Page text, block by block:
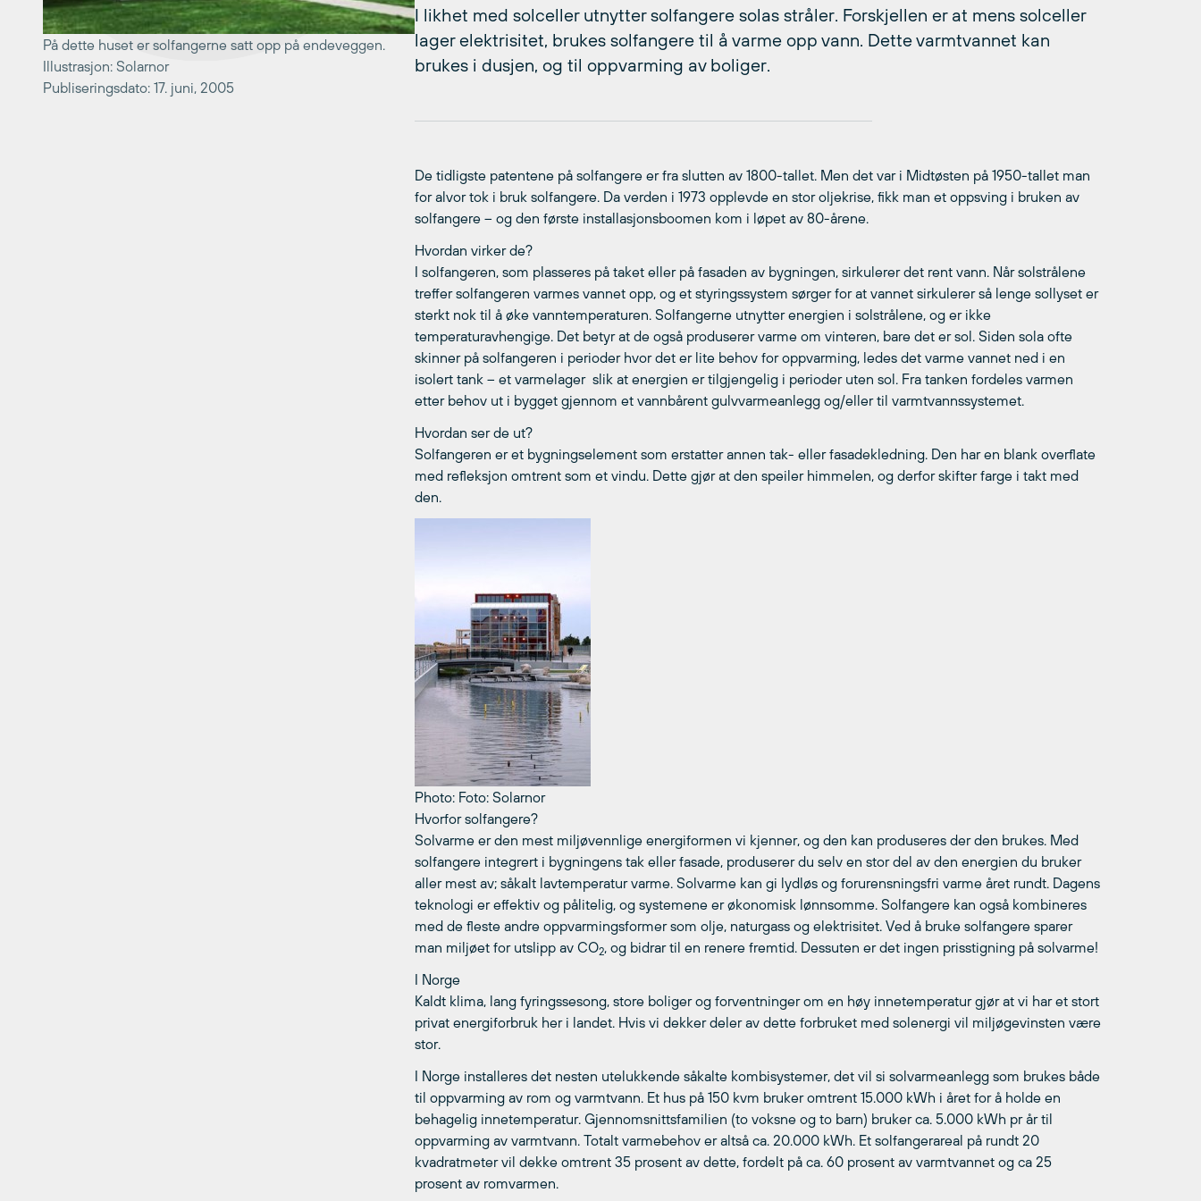
På dette huset er solfangerne satt opp på endeveggen.
Illustrasjon: Solarnor
Publiseringsdato: 17. juni, 2005
I likhet med solceller utnytter solfangere solas stråler. Forskjellen er at mens solceller
lager elektrisitet, brukes solfangere til å varme opp vann. Dette varmtvannet kan
brukes i dusjen, og til oppvarming av boliger.
De tidligste patentene på solfangere er fra slutten av 1800-tallet. Men det var i Midtøsten på 1950-tallet man
for alvor tok i bruk solfangere. Da verden i 1973 opplevde en stor oljekrise, fikk man et oppsving i bruken av
solfangere – og den første installasjonsboomen kom i løpet av 80-årene.
Hvordan virker de?
I solfangeren, som plasseres på taket eller på fasaden av bygningen, sirkulerer det rent vann. Når solstrålene
treffer solfangeren varmes vannet opp, og et styringssystem sørger for at vannet sirkulerer så lenge sollyset er
sterkt nok til å øke vanntemperaturen. Solfangerne utnytter energien i solstrålene, og er ikke
temperaturavhengige. Det betyr at de også produserer varme om vinteren, bare det er sol. Siden sola ofte
skinner på solfangeren i perioder hvor det er lite behov for oppvarming, ledes det varme vannet ned i en
isolert tank – et varmelager  slik at energien er tilgjengelig i perioder uten sol. Fra tanken fordeles varmen
etter behov ut i bygget gjennom et vannbårent gulvvarmeanlegg og/eller til varmtvannssystemet.
Hvordan ser de ut?
Solfangeren er et bygningselement som erstatter annen tak- eller fasadekledning. Den har en blank overflate
med refleksjon omtrent som et vindu. Dette gjør at den speiler himmelen, og derfor skifter farge i takt med
den.
Photo: Foto: Solarnor
Hvorfor solfangere?
Solvarme er den mest miljøvennlige energiformen vi kjenner, og den kan produseres der den brukes. Med
solfangere integrert i bygningens tak eller fasade, produserer du selv en stor del av den energien du bruker
aller mest av; såkalt lavtemperatur varme. Solvarme kan gi lydløs og forurensningsfri varme året rundt. Dagens
teknologi er effektiv og pålitelig, og systemene er økonomisk lønnsomme. Solfangere kan også kombineres
med de fleste andre oppvarmingsformer som olje, naturgass og elektrisitet. Ved å bruke solfangere sparer
man miljøet for utslipp av CO2, og bidrar til en renere fremtid. Dessuten er det ingen prisstigning på solvarme!
I Norge
Kaldt klima, lang fyringssesong, store boliger og forventninger om en høy innetemperatur gjør at vi har et stort
privat energiforbruk her i landet. Hvis vi dekker deler av dette forbruket med solenergi vil miljøgevinsten være
stor.
I Norge installeres det nesten utelukkende såkalte kombisystemer, det vil si solvarmeanlegg som brukes både
til oppvarming av rom og varmtvann. Et hus på 150 kvm bruker omtrent 15.000 kWh i året for å holde en
behagelig innetemperatur. Gjennomsnittsfamilien (to voksne og to barn) bruker ca. 5.000 kWh pr år til
oppvarming av varmtvann. Totalt varmebehov er altså ca. 20.000 kWh. Et solfangerareal på rundt 20
kvadratmeter vil dekke omtrent 35 prosent av dette, fordelt på ca. 60 prosent av varmtvannet og ca 25
prosent av romvarmen.